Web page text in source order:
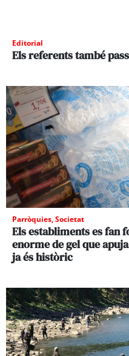
Editorial
Els referents també
Parròquies,Societat
Els establiments es fan
enorme de gel que
ja és històric